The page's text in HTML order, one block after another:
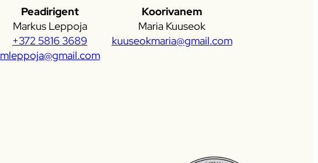
Peadirigent
Markus Leppoja
+372 5816 3689
mleppoja@gmail.com
Koorivanem
Maria Kuuseok
kuuseokmaria@gmail.com